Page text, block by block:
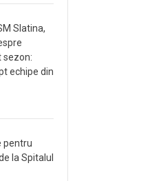
Slatina,
sezon:
echipe din
pentru
la Spitalul